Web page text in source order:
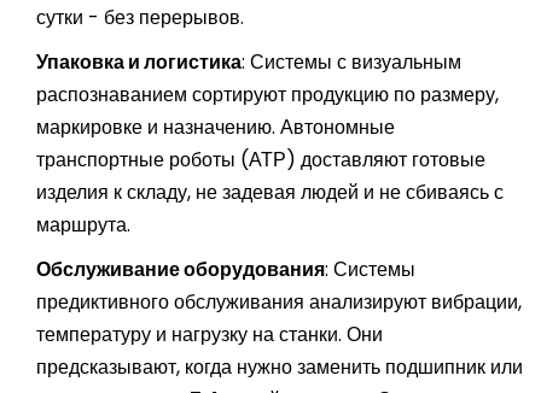
сутки - без перерывов.
Упаковка и логистика: Системы с визуальным
распознаванием сортируют продукцию по размеру,
маркировке и назначению. Автономные
транспортные роботы (АТР) доставляют готовые
изделия к складу, не задевая людей и не сбиваясь с
маршрута.
Обслуживание оборудования: Системы
предиктивного обслуживания анализируют вибрации,
температуру и нагрузку на станки. Они
предсказывают, когда нужно заменить подшипник или